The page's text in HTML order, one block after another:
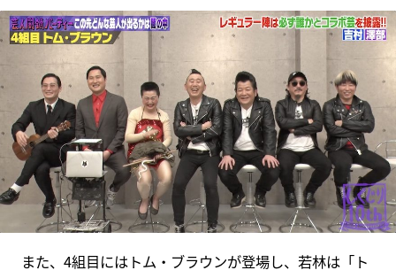
また、4組目にはトム・ブラウンが登場し、若林は「ト